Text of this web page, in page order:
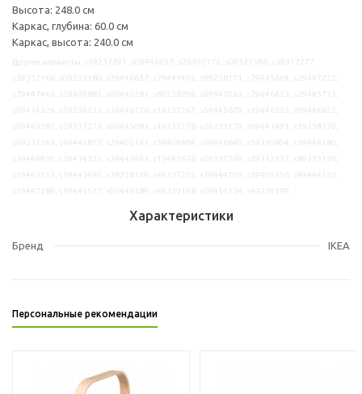
Высота: 248.0 см
Каркас, глубина: 60.0 см
Каркас, высота: 240.0 см
Характеристики
Бренд IKEA
Персональные рекомендации